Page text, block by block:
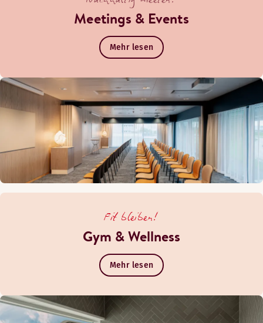
Meetings & Events
Mehr lesen
Fit bleiben!
Gym & Wellness
Mehr lesen